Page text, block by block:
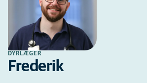
DYRLÆGER
Frederik